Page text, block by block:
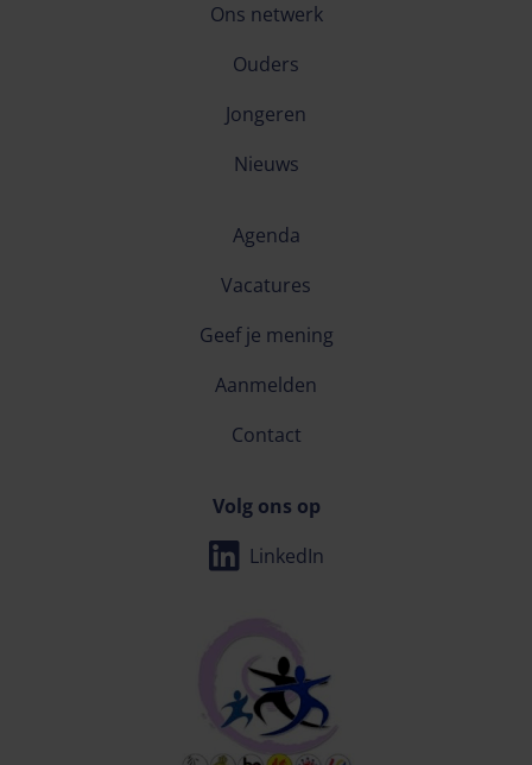
LinkedIn
Volg ons op
Agenda
Vacatures
Geef je mening
Aanmelden
Contact
Ons netwerk
Ouders
Jongeren
Nieuws